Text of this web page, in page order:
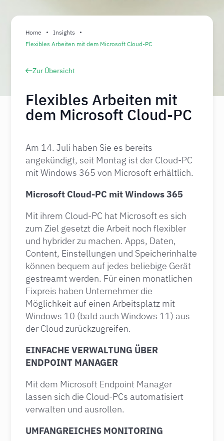
Home
Insights
Flexibles Arbeiten mit dem Microsoft Cloud-PC
Zur Übersicht
Flexibles Arbeiten mit
dem Microsoft Cloud-PC
Am 14. Juli haben Sie es bereits
angekündigt, seit Montag ist der Cloud-PC
mit Windows 365 von Microsoft erhältlich.
Microsoft Cloud-PC mit Windows 365
Mit ihrem Cloud-PC hat Microsoft es sich
zum Ziel gesetzt die Arbeit noch flexibler
und hybrider zu machen. Apps, Daten,
Content, Einstellungen und Speicherinhalte
können bequem auf jedes beliebige Gerät
gestreamt werden. Für einen monatlichen
Fixpreis haben Unternehmer die
Möglichkeit auf einen Arbeitsplatz mit
Windows 10 (bald auch Windows 11) aus
der Cloud zurückzugreifen.
EINFACHE VERWALTUNG ÜBER
ENDPOINT MANAGER
Mit dem Microsoft Endpoint Manager
lassen sich die Cloud-PCs automatisiert
verwalten und ausrollen.
UMFANGREICHES MONITORING